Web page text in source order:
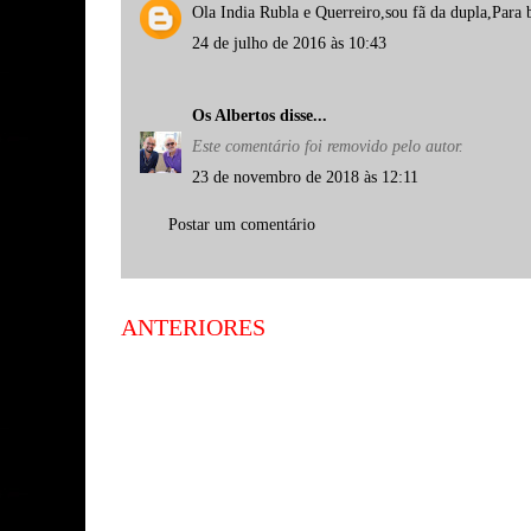
Ola India Rubla e Querreiro,sou fã da dupla,Para
24 de julho de 2016 às 10:43
Os Albertos disse...
Este comentário foi removido pelo autor.
23 de novembro de 2018 às 12:11
Postar um comentário
ANTERIORES